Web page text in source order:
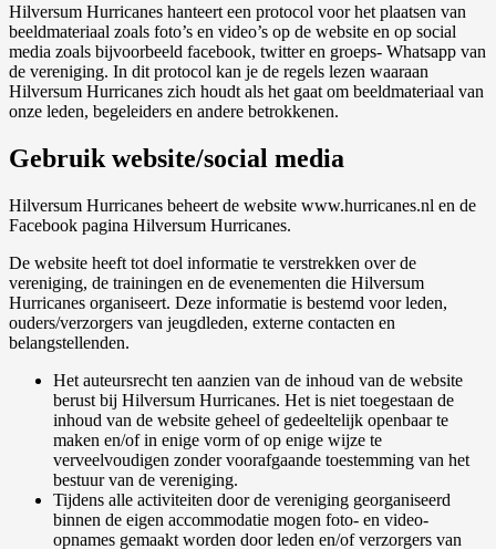
Hilversum Hurricanes hanteert een protocol voor het plaatsen van
beeldmateriaal zoals foto’s en video’s op de website en op social
media zoals bijvoorbeeld facebook, twitter en groeps- Whatsapp van
de vereniging. In dit protocol kan je de regels lezen waaraan
Hilversum Hurricanes zich houdt als het gaat om beeldmateriaal van
onze leden, begeleiders en andere betrokkenen.
Gebruik website/social media
Hilversum Hurricanes beheert de website www.hurricanes.nl en de
Facebook pagina Hilversum Hurricanes.
De website heeft tot doel informatie te verstrekken over de
vereniging, de trainingen en de evenementen die Hilversum
Hurricanes organiseert. Deze informatie is bestemd voor leden,
ouders/verzorgers van jeugdleden, externe contacten en
belangstellenden.
Het auteursrecht ten aanzien van de inhoud van de website
berust bij Hilversum Hurricanes. Het is niet toegestaan de
inhoud van de website geheel of gedeeltelijk openbaar te
maken en/of in enige vorm of op enige wijze te
verveelvoudigen zonder voorafgaande toestemming van het
bestuur van de vereniging.
Tijdens alle activiteiten door de vereniging georganiseerd
binnen de eigen accommodatie mogen foto- en video-
opnames gemaakt worden door leden en/of verzorgers van